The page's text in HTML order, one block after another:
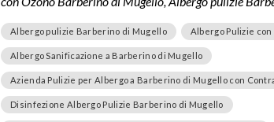
Albergo pulizie Barberino di Mugello Albergo Pulizie
Albergo Sanificazione a Barberino di Mugello
Azienda Pulizie per Albergo a Barberino di Mugello con
Disinfezione Albergo Pulizie Barberino di Mugello